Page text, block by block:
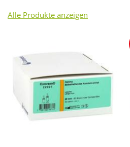
Alle Produkte anzeigen